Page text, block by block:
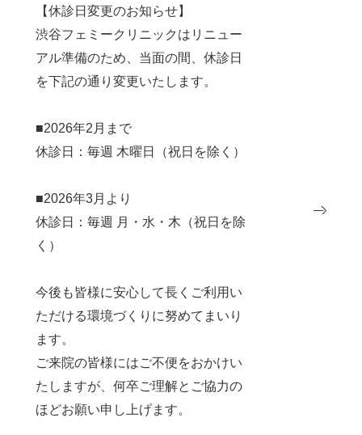
【休診日変更のお知らせ】
渋谷フェミークリニックはリニュー
アル準備のため、当面の間、休診日
を下記の通り変更いたします。
■2026年2月まで
休診日：毎週 木曜日（祝日を除く）
■2026年3月より
休診日：毎週 月・水・木（祝日を除
く）
今後も皆様に安心して長くご利用い
ただける環境づくりに努めてまいり
ます。
ご来院の皆様にはご不便をおかけい
たしますが、何卒ご理解とご協力の
ほどお願い申し上げます。